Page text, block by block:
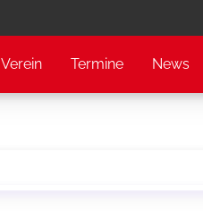
Verein Termine News